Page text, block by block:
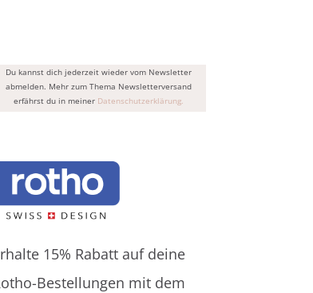
Du kannst dich jederzeit wieder vom Newsletter
abmelden. Mehr zum Thema Newsletterversand
erfährst du in meiner Datenschutzerklärung.
15% Rabatt auf deine
Bestellungen mit dem